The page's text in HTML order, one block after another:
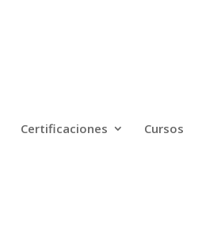
Certificaciones Cursos